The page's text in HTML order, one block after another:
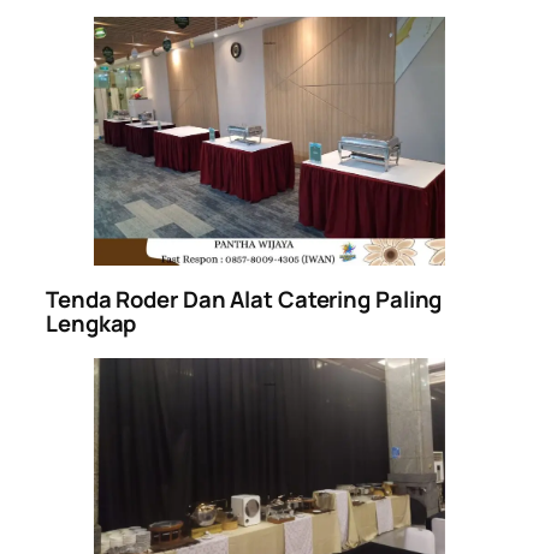
Tenda Roder Dan Alat Catering Paling
Lengkap